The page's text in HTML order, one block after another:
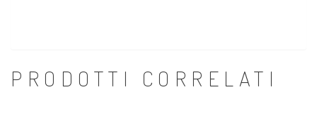
PRODOTTI CORRELATI